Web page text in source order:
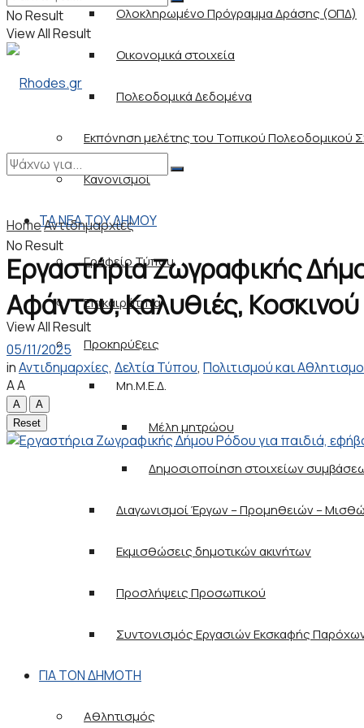
Ολοκληρωμένο Πρόγραμμα Δράσης (ΟΠΔ)
Οικονομικά στοιχεία
Πολεοδομικά Δεδομένα
Εκπόνηση μελέτης του Τοπικού Πολεοδομικού
Κανονισμοί
ΤΑ ΝΕΑ ΤΟΥ ΔΗΜΟΥ
Γραφείο Τύπου
Επικαιρότητα
Προκηρύξεις
Μη.Μ.Ε.Δ.
Μέλη μητρώου
Δημοσιοποίηση στοιχείων
Διαγωνισμοί Έργων – Προμηθειών –
Εκμισθώσεις δημοτικών ακινήτων
Προσλήψεις Προσωπικού
Συντονισμός Εργασιών Εκσκαφής
ΓΙΑ ΤΟΝ ΔΗΜΟΤΗ
Αθλητισμός
No Result
View All Result
No Result
View All Result
HomeΑντιδημαρχίες
Εργαστήρια Ζωγραφικής
Αφάντου, Καλυθιές, Κοσκινού
05/11/2025
inΑντιδημαρχίες, Δελτία Τύπου, Πολιτισμού και
AA
A
A
Reset